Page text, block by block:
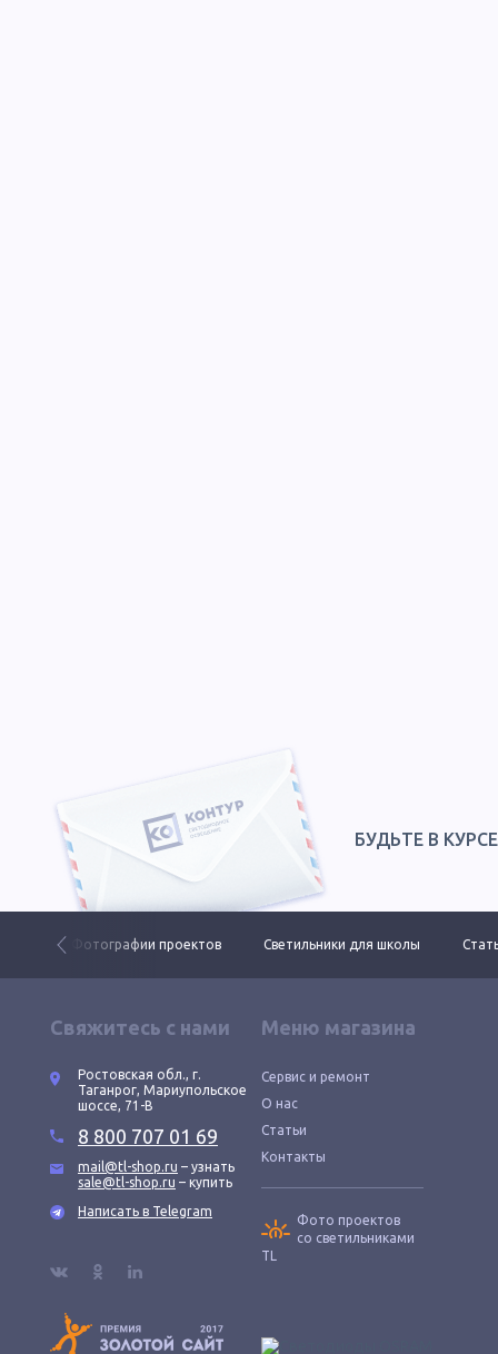
БУДЬТЕ В
Фотографии проектов Светильники для школы
Свяжитесь с нами
Ростовская обл., г.
Таганрог, Мариупольское
шоссе, 71-В
8 800 707 01 69
mail@tl-shop.ru – узнать
sale@tl-shop.ru – купить
Написать в Telegram
Меню магазина
Сервис и ремонт
О нас
Статьи
Контакты
Фото проектов
со светильниками
TL